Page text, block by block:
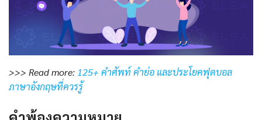
>>> Read more: 125+ คำศัพท์ คำย่อ และประโยคฟุตบอล
ภาษาอังกฤษที่ควรรู้